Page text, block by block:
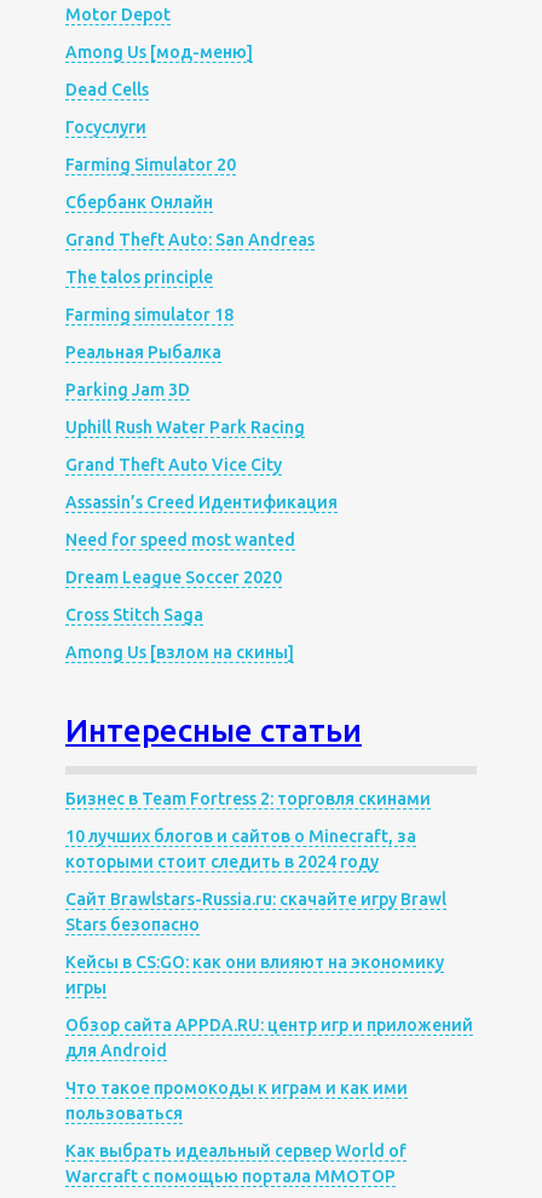
Motor Depot
Among Us [мод-меню]
Dead Cells
Госуслуги
Farming Simulator 20
Сбербанк Онлайн
Grand Theft Auto: San Andreas
The talos principle
Farming simulator 18
Реальная Рыбалка
Parking Jam 3D
Uphill Rush Water Park Racing
Grand Theft Auto Vice City
Assassin’s Creed Идентификация
Need for speed most wanted
Dream League Soccer 2020
Cross Stitch Saga
Among Us [взлом на скины]
Интересные статьи
Бизнес в Team Fortress 2: торговля скинами
10 лучших блогов и сайтов о Minecraft, за
которыми стоит следить в 2024 году
Сайт Brawlstars-Russia.ru: скачайте игру Brawl
Stars безопасно
Кейсы в CS:GO: как они влияют на экономику
игры
Обзор сайта APPDA.RU: центр игр и приложений
для Android
Что такое промокоды к играм и как ими
пользоваться
Как выбрать идеальный сервер World of
Warcraft с помощью портала MMOTOP